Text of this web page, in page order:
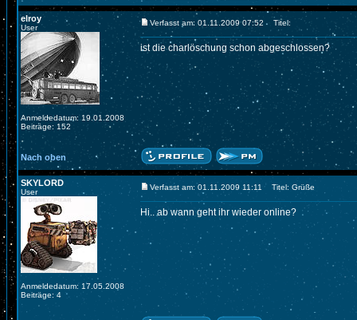
elroy
User
Anmeldedatum: 19.01.2008
Beiträge: 152
Verfasst am: 01.11.2009 07:52 Titel:
ist die charlöschung schon abgeschlossen?
Nach oben
SKYLORD
User
Anmeldedatum: 17.05.2008
Beiträge: 4
Verfasst am: 01.11.2009 11:11 Titel: Grüße
Hi.. ab wann geht ihr wieder online?